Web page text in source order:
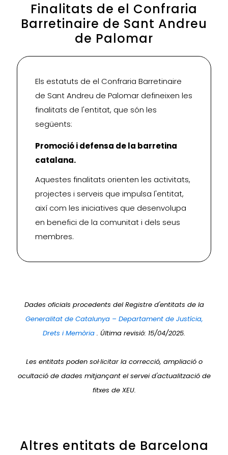
Finalitats de el Confraria
Barretinaire de Sant Andreu
de Palomar
Els estatuts de el Confraria Barretinaire
de Sant Andreu de Palomar defineixen les
finalitats de l'entitat, que són les
següents:
Promoció i defensa de la barretina
catalana.
Aquestes finalitats orienten les activitats,
projectes i serveis que impulsa l'entitat,
així com les iniciatives que desenvolupa
en benefici de la comunitat i dels seus
membres.
Dades oficials procedents del Registre d'entitats de la
Generalitat de Catalunya – Departament de Justícia,
Drets i Memòria . Última revisió: 15/04/2025.
Les entitats poden sol·licitar la correcció, ampliació o
ocultació de dades mitjançant el servei d'actualització de
fitxes de XEU.
Altres entitats de Barcelona